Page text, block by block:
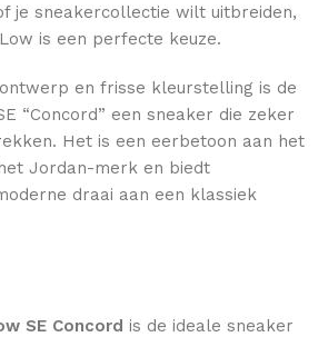
je sneakercollectie wilt uitbreiden,
is een perfecte keuze.
en frisse kleurstelling is de
“Concord” een sneaker die zeker
Het is een eerbetoon aan het
Jordan-merk en biedt
draai aan een klassiek
SE Concord is de ideale sneaker